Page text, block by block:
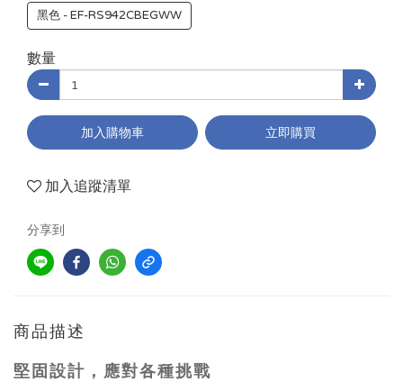
黑色 - EF-RS942CBEGWW
數量
加入購物車 立即購買
加入追蹤清單
分享到
商品描述
堅固設計，應對各種挑戰